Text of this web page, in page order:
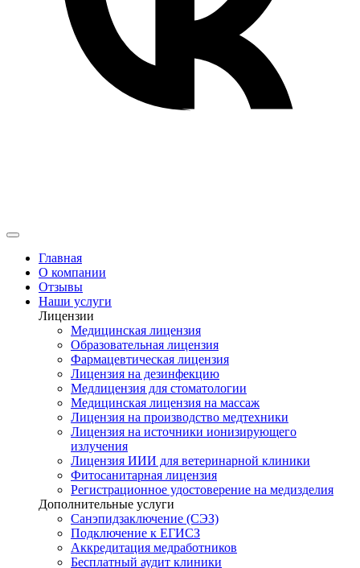
Главная
О компании
Отзывы
Наши услуги
Лицензии
Медицинская лицензия
Образовательная лицензия
Фармацевтическая лицензия
Лицензия на дезинфекцию
Медлицензия для стоматологии
Медицинская лицензия на массаж
Лицензия на производство медтехники
Лицензия на источники ионизирующего
излучения
Лицензия ИИИ для ветеринарной клиники
Фитосанитарная лицензия
Регистрационное удостоверение на медизделия
Дополнительные услуги
Санэпидзаключение (СЭЗ)
Подключение к ЕГИСЗ
Аккредитация медработников
Бесплатный аудит клиники